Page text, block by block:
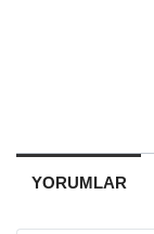
YORUMLAR